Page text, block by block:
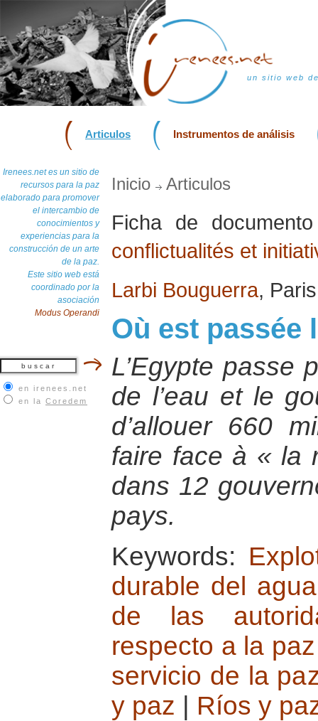
un sitio web
Articulos Instrumentos de análisis
Irenees.net es un sitio de
recursos para la paz
elaborado para promover
el intercambio de
conocimientos y
experiencias para la
construcción de un arte
de la paz.
Este sitio web está
coordinado por la
asociación
Modus Operandi
en irenees.net
en la Coredem
Inicio Articulos
Ficha de
conflictualités et
Larbi Bouguerra,
Où est passée
L’Egypte passe
de l’eau et le
d’allouer 660
faire face à « la
dans 12
pays.
Keywords:
durable del agua
de las
respecto a la paz
servicio de la
y paz
Ríos y